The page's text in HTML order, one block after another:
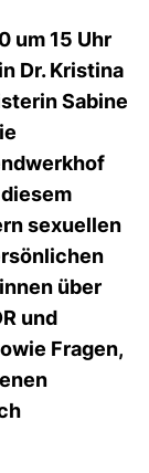
um 15 Uhr
Dr. Kristina
Sabine
sexuellen
über
und
Fragen,